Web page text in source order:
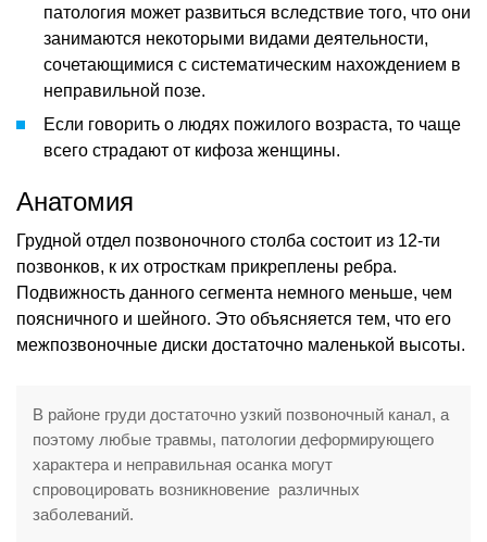
патология может развиться вследствие того, что они
занимаются некоторыми видами деятельности,
сочетающимися с систематическим нахождением в
неправильной позе.
Если говорить о людях пожилого возраста, то чаще
всего страдают от кифоза женщины.
Анатомия
Грудной отдел позвоночного столба состоит из 12-ти
позвонков, к их отросткам прикреплены ребра.
Подвижность данного сегмента немного меньше, чем
поясничного и шейного. Это объясняется тем, что его
межпозвоночные диски достаточно маленькой высоты.
В районе груди достаточно узкий позвоночный канал, а
поэтому любые травмы, патологии деформирующего
характера и неправильная осанка могут
спровоцировать возникновение различных
заболеваний.